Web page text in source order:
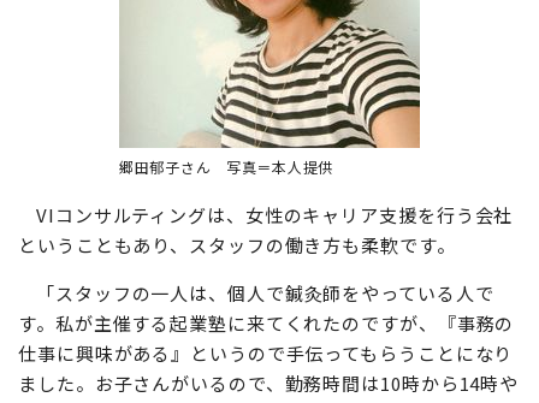
郷田郁子さん 写真＝本人提供
VIコンサルティングは、女性のキャリア支援を行う会社
ということもあり、スタッフの働き方も柔軟です。
「スタッフの一人は、個人で鍼灸師をやっている人で
す。私が主催する起業塾に来てくれたのですが、『事務の
仕事に興味がある』というので手伝ってもらうことになり
ました。お子さんがいるので、勤務時間は10時から14時や